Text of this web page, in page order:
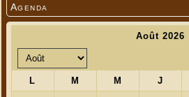
Agenda